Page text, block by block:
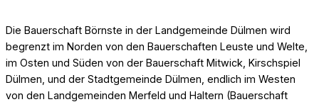
Die Bauerschaft Börnste in der Landgemeinde Dülmen wird
begrenzt im Norden von den Bauerschaften Leuste und Welte,
im Osten und Süden von der Bauerschaft Mitwick, Kirschspiel
Dülmen, und der Stadtgemeinde Dülmen, endlich im Westen
von den Landgemeinden Merfeld und Haltern (Bauerschaft